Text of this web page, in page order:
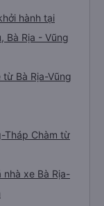
hành tại
Bà Rịa - Vũng
Bà Rịa-Vũng
Tháp Chàm từ
nhà xe Bà Rịa-